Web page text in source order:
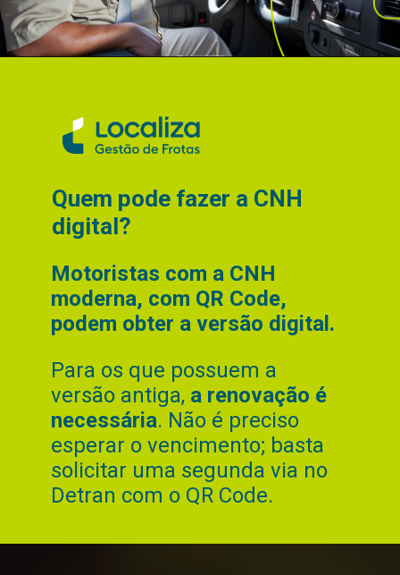
Motoristas com a CNH
moderna, com QR Code,
podem obter a versão digital.
Para os que possuem a
versão antiga, a renovação é
necessária. Não é preciso
esperar o vencimento; basta
solicitar uma segunda via no
Detran com o QR Code.
Quem pode fazer a CNH
digital?